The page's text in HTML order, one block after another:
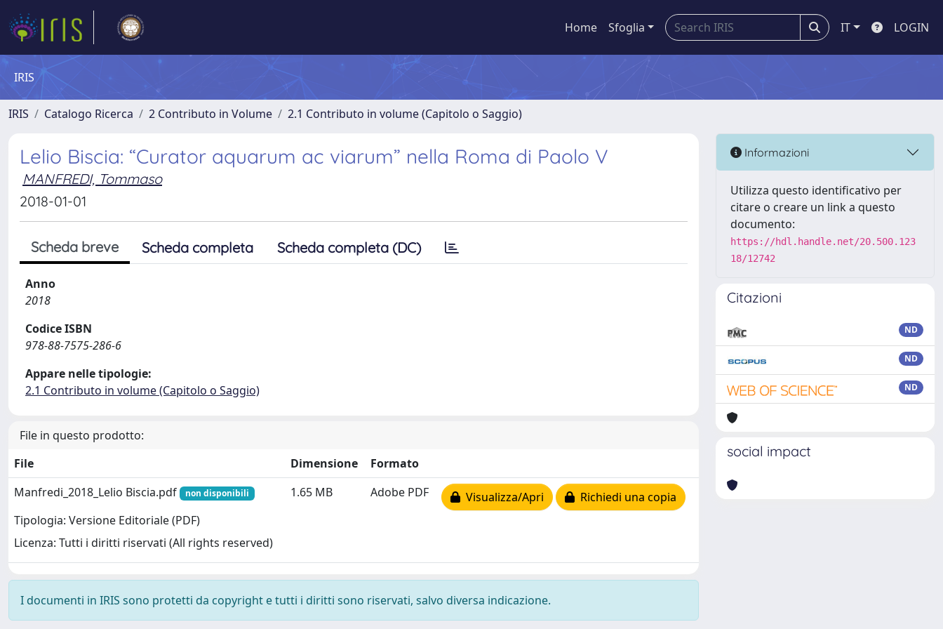
Home Sfoglia IT LOGIN
IRIS
IRIS Catalogo Ricerca 2 Contributo in Volume 2.1 Contributo in volume (Capitolo o Saggio)
Lelio Biscia: “Curator aquarum ac viarum” nella Roma di Paolo V
MANFREDI, Tommaso
2018-01-01
Scheda breve Scheda completa Scheda completa (DC)
Anno
2018
Codice ISBN
978-88-7575-286-6
Appare nelle tipologie:
2.1 Contributo in volume (Capitolo o Saggio)
File in questo prodotto:
File
Dimensione
Formato
Manfredi_2018_Lelio Biscia.pdf
non disponibili
Tipologia: Versione Editoriale (PDF)
Licenza: Tutti i diritti riservati (All rights reserved)
1.65 MB Adobe PDF Visualizza/Apri Richiedi una copia
I documenti in IRIS sono protetti da copyright e tutti i diritti sono riservati, salvo diversa indicazione.
Informazioni
Utilizza questo identificativo per
citare o creare un link a questo
documento:
https://hdl.handle.net/20.500.123
18/12742
Citazioni
ND
ND
ND
social impact